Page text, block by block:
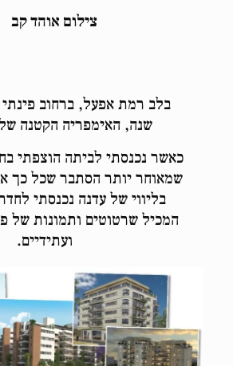
צילום אוהד קב
שנה, האימפריה הקטנה
כאשר נכנסתי לביתה הוצפתי
שמאוחר יותר הסתבר שכל כך
בליווי של עדנה נכנסתי
המכיל שרטוטים ותמונות של
ועתידיים.